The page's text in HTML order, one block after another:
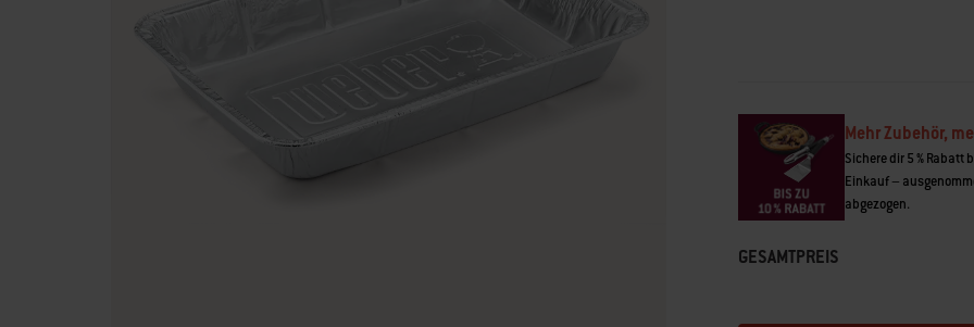
Mehr Zubehör,
Sichere dir 5 % Rabatt
Einkauf –
abgezogen.
GESAMTPREIS